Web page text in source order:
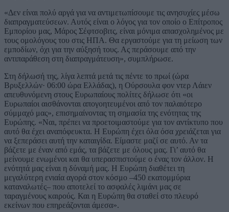
«Δεν είναι πολύ αργά για να αντιμετωπίσουμε τις ανησυχίες μέσω
διαπραγματεύσεων. Αυτός είναι ο λόγος για τον οποίο ο Επίτροπος
Εμπορίου μας, Μάρος Σέφτσοβιτς, είναι μόνιμα απασχολημένος με
τους ομολόγους του στις ΗΠΑ. Θα εργαστούμε για τη μείωση των
εμποδίων, όχι για την αύξησή τους. Ας περάσουμε από την
αντιπαράθεση στη διαπραγμάτευση», συμπλήρωσε.
Στη δήλωσή της, λίγα λεπτά μετά τις πέντε το πρωί (ώρα
Βρυξελλών· 06:00 ώρα Ελλάδας), η Ούρσουλα φον ντερ Λάιεν
απευθυνόμενη στους Ευρωπαίους πολίτες δήλωσε ότι «οι
Ευρωπαίοι αισθάνονται απογοητευμένοι από τον παλαιότερο
σύμμαχό μας», επισημαίνοντας τη σημασία της ενότητας της
Ευρώπης. «Ναι, πρέπει να προετοιμαστούμε για τον αντίκτυπο που
αυτό θα έχει αναπόφευκτα. Η Ευρώπη έχει όλα όσα χρειάζεται για
να ξεπεράσει αυτή την καταιγίδα. Είμαστε μαζί σε αυτό. Αν τα
βάζετε με έναν από εμάς, τα βάζετε με όλους μας. Γι’ αυτό θα
μείνουμε ενωμένοι και θα υπερασπιστούμε ο ένας τον άλλον. Η
ενότητά μας είναι η δύναμή μας. Η Ευρώπη διαθέτει τη
μεγαλύτερη ενιαία αγορά στον κόσμο –450 εκατομμύρια
καταναλωτές– που αποτελεί το ασφαλές λιμάνι μας σε
ταραγμένους καιρούς. Και η Ευρώπη θα σταθεί στο πλευρό
εκείνων που επηρεάζονται άμεσα».